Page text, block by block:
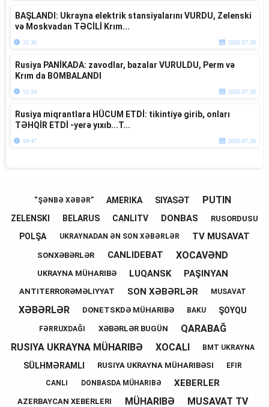
BAŞLANDI: Ukrayna elektrik stansiyalarını VURDU, Zelenski
və Moskvadan TƏCİLİ Krım...
31:30 2026.07.30
Rusiya PANİKADA: zavodlar, bazalar VURULDU, Perm və
Krım da BOMBALANDI
51:19 2026.07.30
Rusiya miqrantlara HÜCUM ETDİ: tikintiyə girib, onları
TƏHQİR ETDİ -yerə yıxıb...T...
59:47 2026.07.30
“ŞƏNBƏ XƏBƏR” AMERIKA SIYASƏT PUTIN
ZELENSKI BELARUS CANLITV DONBAS RUSORDUSU
POLŞA UKRAYNADAN ƏN SON XƏBƏRLƏR TV MUSAVAT
SONXƏBƏRLƏR CANLIDEBAT XOCAVƏND
UKRAYNA MÜHARIBƏ LUQANSK PAŞINYAN
ANTITERRORƏMƏLIYYAT SON XƏBƏRLƏR MUSAVAT
XƏBƏRLƏR DONETSKDƏ MÜHARIBƏ BAKU ŞOYQU
FƏRRUXDAĞI XƏBƏRLƏR BUGÜN
QARABAĞ
RUSIYA UKRAYNA MÜHARIBƏ
XOCALI BMT UKRAYNA
SÜLHMƏRAMLI RUSIYA UKRAYNA MÜHARIBƏSI EFIR
CANLI DONBASDA MÜHARIBƏ XEBERLER
AZERBAYCAN XEBERLERI MÜHARIBƏ MUSAVAT TV